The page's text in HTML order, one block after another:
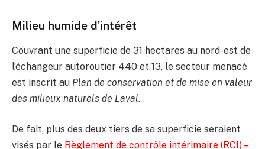
Milieu humide d’intérêt
Couvrant une superficie de 31 hectares au nord-est de
l’échangeur autoroutier 440 et 13, le secteur menacé
est inscrit au Plan de conservation et de mise en valeur
des milieux naturels de Laval.
De fait, plus des deux tiers de sa superficie seraient
visés par le Règlement de contrôle intérimaire (RCI) –